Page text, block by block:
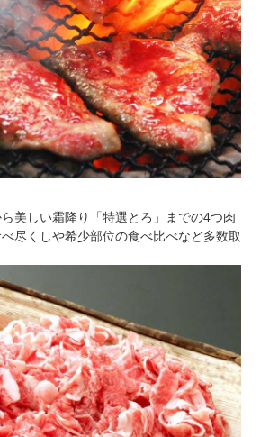
美しい霜降り「特選とろ」までの4つ肉
尽くしや希少部位の食べ比べなど多数取